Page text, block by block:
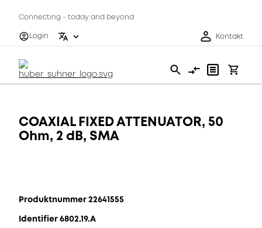
Connecting - today and beyond
Login
Kontakt
COAXIAL FIXED ATTENUATOR, 50
Ohm, 2 dB, SMA
Produktnummer 22641555
Identifier 6802.19.A